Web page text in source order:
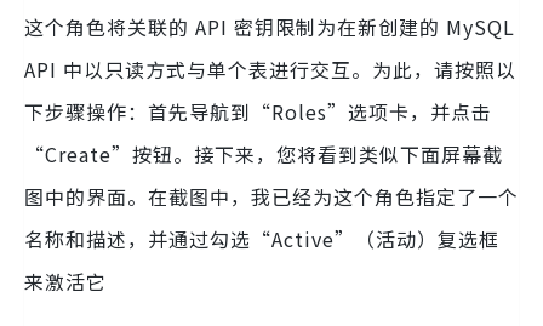
这个角色将关联的 API 密钥限制为在新创建的 MySQL
API 中以只读方式与单个表进行交互。为此，请按照以
下步骤操作：首先导航到“Roles”选项卡，并点击
“Create”按钮。接下来，您将看到类似下面屏幕截
图中的界面。在截图中，我已经为这个角色指定了一个
名称和描述，并通过勾选“Active”（活动）复选框
来激活它